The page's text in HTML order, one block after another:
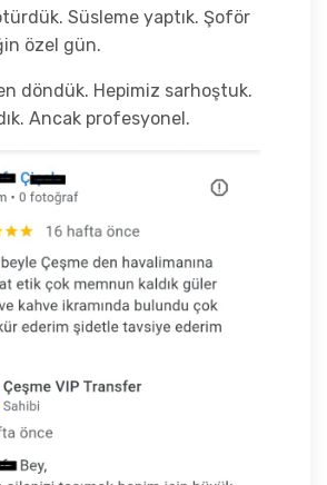
Süsleme yaptık. Şoför
özel gün.
döndük. Hepimiz sarhoştuk.
Ancak profesyonel.